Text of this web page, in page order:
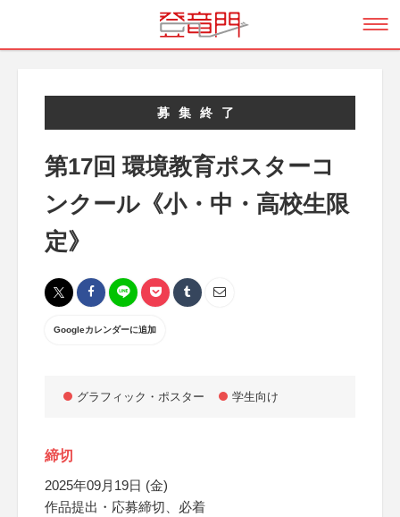
募集終了
第17回 環境教育ポスターコ
ンクール《小・中・高校生限
定》
Googleカレンダーに追加
グラフィック・ポスター 学生向け
締切
2025年09月19日 (金)
作品提出・応募締切、必着